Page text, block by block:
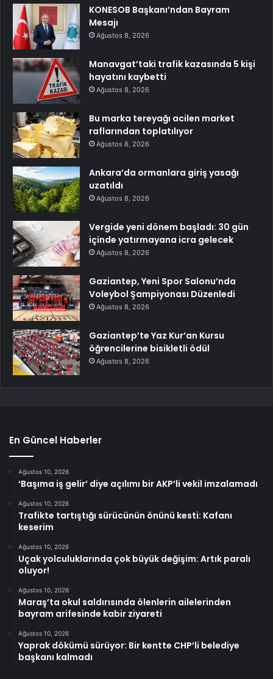
KONESOB Başkanı’ndan Bayram
Mesajı
Ağustos 8, 2026
Manavgat’taki trafik kazasında 5 kişi
hayatını kaybetti
Ağustos 8, 2026
Bu marka tereyağı acilen market
raflarından toplatılıyor
Ağustos 8, 2026
Ankara’da ormanlara giriş yasağı
uzatıldı
Ağustos 8, 2026
Vergide yeni dönem başladı: 30 gün
içinde yatırmayana icra gelecek
Ağustos 8, 2026
Gaziantep, Yeni Spor Salonu’nda
Voleybol Şampiyonası Düzenledi
Ağustos 8, 2026
Gaziantep’te Yaz Kur’an Kursu
öğrencilerine bisikletli ödül
Ağustos 8, 2026
En Güncel Haberler
Ağustos 10, 2026
‘Başıma iş gelir’ diye açılımı bir AKP’li vekil imzalamadı
Ağustos 10, 2026
Trafikte tartıştığı sürücünün önünü kesti: Kafanı
keserim
Ağustos 10, 2026
Uçak yolculuklarında çok büyük değişim: Artık paralı
oluyor!
Ağustos 10, 2026
Maraş’ta okul saldırısında ölenlerin ailelerinden
bayram arifesinde kabir ziyareti
Ağustos 10, 2026
Yaprak dökümü sürüyor: Bir kentte CHP’li belediye
başkanı kalmadı